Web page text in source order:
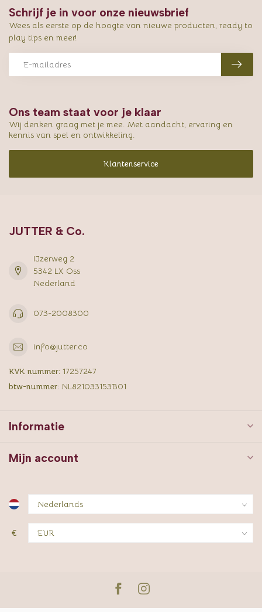
Ons team staat voor je klaar
Wij denken graag met je mee. Met aandacht, ervaring en
kennis van spel en ontwikkeling.
Klantenservice
Schrijf je in voor onze nieuwsbrief
Wees als eerste op de hoogte van nieuwe producten, ready to
play tips en meer!
JUTTER & Co.
IJzerweg 2
5342 LX Oss
Nederland
073-2008300
info@jutter.co
KVK nummer: 17257247
btw-nummer: NL821033153B01
Informatie
Mijn account
€